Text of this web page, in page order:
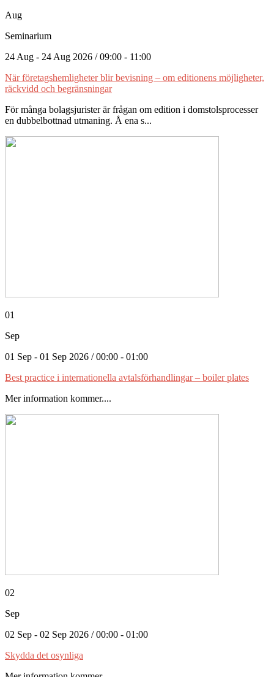
Aug
Seminarium
24 Aug - 24 Aug 2026 / 09:00 - 11:00
När företagshemligheter blir bevisning – om editionens möjligheter,
räckvidd och begränsningar
För många bolagsjurister är frågan om edition i domstolsprocesser
en dubbelbottnad utmaning. Å ena s...
01
Sep
01 Sep - 01 Sep 2026 / 00:00 - 01:00
Best practice i internationella avtalsförhandlingar – boiler plates
Mer information kommer....
02
Sep
02 Sep - 02 Sep 2026 / 00:00 - 01:00
Skydda det osynliga